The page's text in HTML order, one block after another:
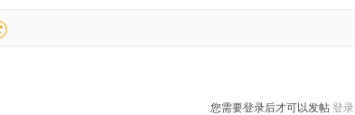
您需要登录后才可以发帖 登录